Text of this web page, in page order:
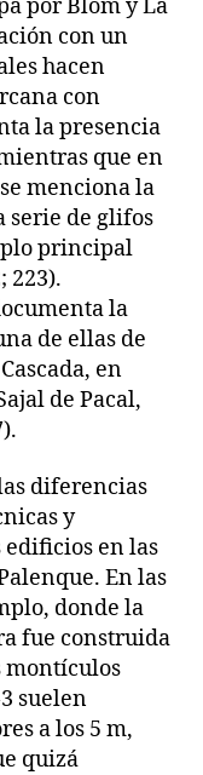
por Blom y La
con un
hacen
con
la presencia
que en
menciona la
serie de glifos
principal
223).
la
de ellas de
en
de Pacal,
diferencias
y
en las
En las
donde la
fue construida
montículos
suelen
a los 5 m,
quizá